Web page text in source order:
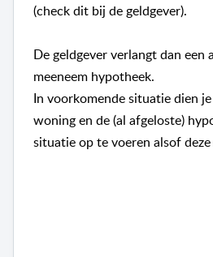
(check dit bij de geldgever).
De geldgever verlangt dan een
meeneem hypotheek.
In voorkomende situatie dien
woning en de (al afgeloste)
situatie op te voeren alsof